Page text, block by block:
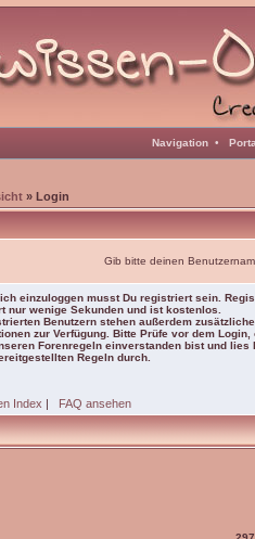
Navigation •
» Login
Gib bitte deinen
einzuloggen musst Du registriert sein.
nur wenige Sekunden und ist kostenlos.
Benutzern stehen außerdem zusätzliche
zur Verfügung. Bitte Prüfe vor dem Login,
Forenregeln einverstanden bist und lies
Regeln durch.
Index | FAQ ansehen